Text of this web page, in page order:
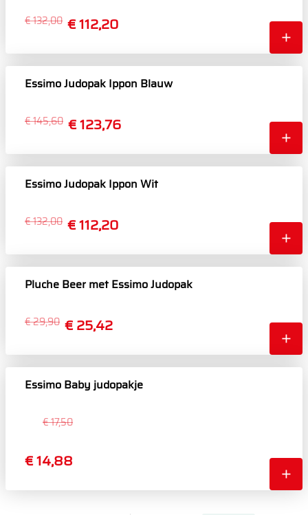
€ 112,20
€ 132,00
Essimo Judopak Ippon Blauw
€ 123,76
€ 145,60
Essimo Judopak Ippon Wit
€ 112,20
€ 132,00
Pluche Beer met Essimo Judopak
€ 25,42
€ 29,90
Essimo Baby judopakje
€ 17,50
€ 14,88